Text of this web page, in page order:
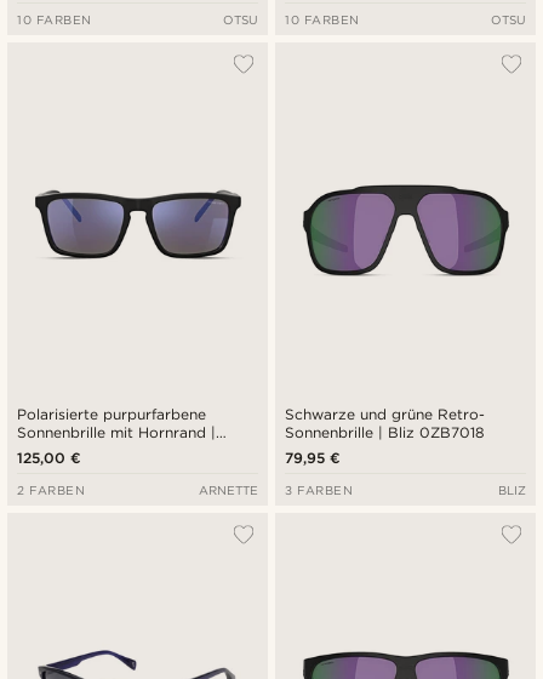
10 FARBEN OTSU 10 FARBEN OTSU
Polarisierte purpurfarbene
Sonnenbrille mit Hornrand |
Arnette 0AN4283
125,00 €
2 FARBEN ARNETTE
Schwarze und grüne Retro-
Sonnenbrille | Bliz 0ZB7018
79,95 €
3 FARBEN BLIZ